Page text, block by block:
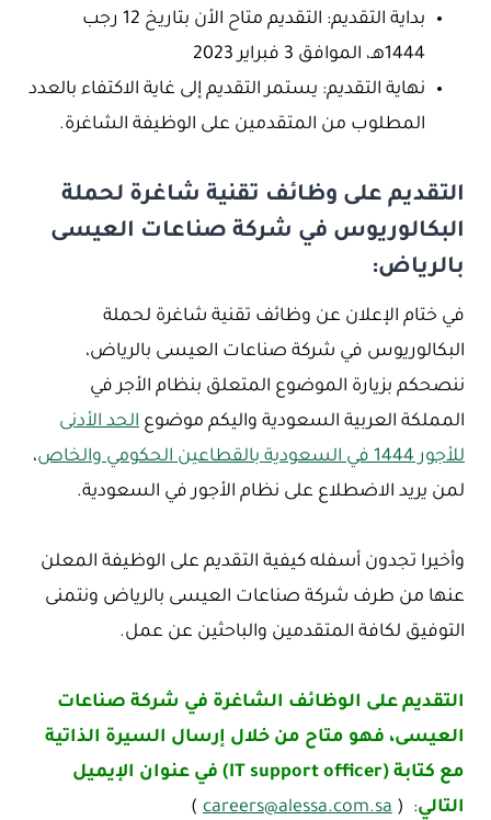
بداية التقديم: التقديم متاح الأن بتاريخ 12 رجب
1444هـ، الموافق 3 فبراير 2023
نهاية التقديم: يستمر التقديم إلى غاية الاكتفاء بالعدد
المطلوب من المتقدمين على الوظيفة الشاغرة.
التقديم على وظائف تقنية شاغرة لحملة
البكالوريوس في شركة صناعات العيسى
بالرياض:
في ختام الإعلان عن وظائف تقنية شاغرة لحملة
البكالوريوس في شركة صناعات العيسى بالرياض،
ننصحكم بزيارة الموضوع المتعلق بنظام الأجر في
المملكة العربية السعودية واليكم موضوع الحد الأدنى
للأجور 1444 في السعودية بالقطاعين الحكومي والخاص
،
لمن يريد الاضطلاع على نظام الأجور في السعودية.
وأخيرا تجدون أسفله كيفية التقديم على الوظيفة المعلن
عنها من طرف شركة صناعات العيسى بالرياض ونتمنى
التوفيق لكافة المتقدمين والباحثين عن عمل.
التقديم على الوظائف الشاغرة في شركة صناعات
العيسى، فهو متاح من خلال إرسال السيرة الذاتية
مع كتابة (IT support officer) في عنوان الإيميل
التالي: (
careers@alessa.com.sa
)